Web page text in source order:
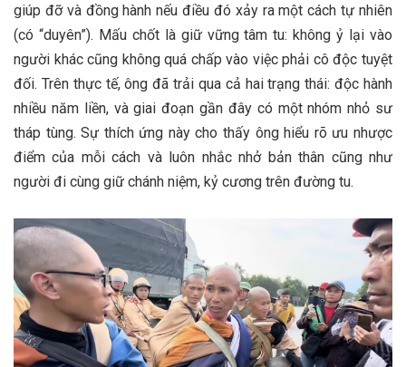
giúp đỡ và đồng hành nếu điều đó xảy ra một cách tự nhiên
(có “duyên”). Mấu chốt là giữ vững tâm tu: không ỷ lại vào
người khác cũng không quá chấp vào việc phải cô độc tuyệt
đối. Trên thực tế, ông đã trải qua cả hai trạng thái: độc hành
nhiều năm liền, và giai đoạn gần đây có một nhóm nhỏ sư
tháp tùng. Sự thích ứng này cho thấy ông hiểu rõ ưu nhược
điểm của mỗi cách và luôn nhắc nhở bản thân cũng như
người đi cùng giữ chánh niệm, kỷ cương trên đường tu.